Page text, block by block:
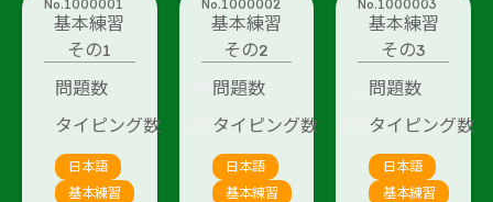
No.1000001
基本練習
その1
問題数
タイピング数
日本語
基本練習
No.1000002
基本練習
その2
問題数
タイピング数
日本語
基本練習
No.1000003
基本練習
その3
問題数
タイピング数
日本語
基本練習